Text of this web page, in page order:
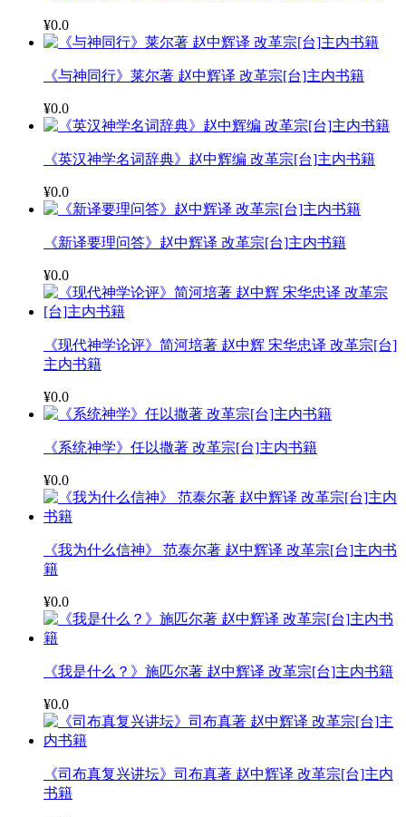
¥0.0
《与神同行》莱尔著 赵中辉译 改革宗[台]主内书籍
¥0.0
《英汉神学名词辞典》赵中辉编 改革宗[台]主内书籍
¥0.0
《新译要理问答》赵中辉译 改革宗[台]主内书籍
¥0.0
《现代神学论评》简河培著 赵中辉 宋华忠译 改革宗[台]
主内书籍
¥0.0
《系统神学》任以撒著 改革宗[台]主内书籍
¥0.0
《我为什么信神》 范泰尔著 赵中辉译 改革宗[台]主内书
籍
¥0.0
《我是什么？》施匹尔著 赵中辉译 改革宗[台]主内书籍
¥0.0
《司布真复兴讲坛》司布真著 赵中辉译 改革宗[台]主内
书籍